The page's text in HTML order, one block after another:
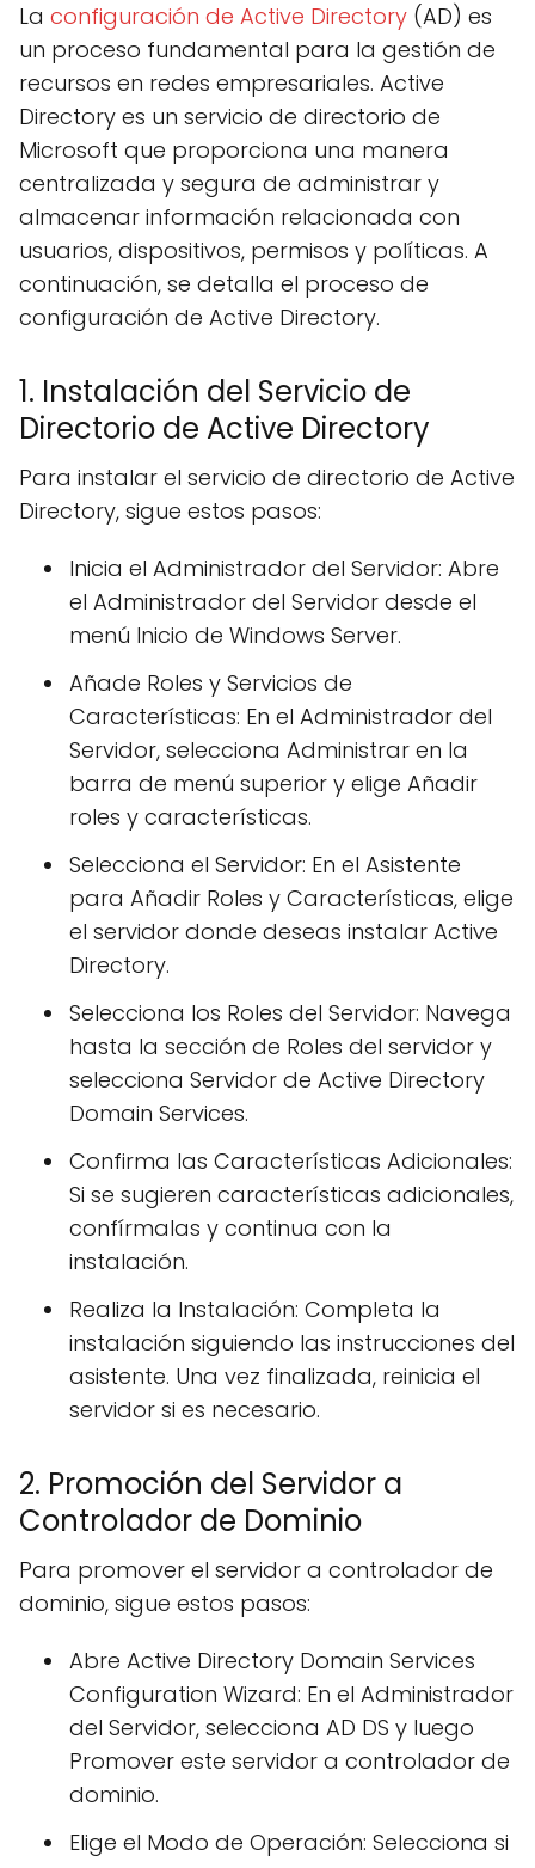
La configuración de Active Directory (AD) es
un proceso fundamental para la gestión de
recursos en redes empresariales. Active
Directory es un servicio de directorio de
Microsoft que proporciona una manera
centralizada y segura de administrar y
almacenar información relacionada con
usuarios, dispositivos, permisos y políticas. A
continuación, se detalla el proceso de
configuración de Active Directory.
1. Instalación del Servicio de
Directorio de Active Directory
Para instalar el servicio de directorio de Active
Directory, sigue estos pasos:
Inicia el Administrador del Servidor: Abre
el Administrador del Servidor desde el
menú Inicio de Windows Server.
Añade Roles y Servicios de
Características: En el Administrador del
Servidor, selecciona Administrar en la
barra de menú superior y elige Añadir
roles y características.
Selecciona el Servidor: En el Asistente
para Añadir Roles y Características, elige
el servidor donde deseas instalar Active
Directory.
Selecciona los Roles del Servidor: Navega
hasta la sección de Roles del servidor y
selecciona Servidor de Active Directory
Domain Services.
Confirma las Características Adicionales:
Si se sugieren características adicionales,
confírmalas y continua con la
instalación.
Realiza la Instalación: Completa la
instalación siguiendo las instrucciones del
asistente. Una vez finalizada, reinicia el
servidor si es necesario.
2. Promoción del Servidor a
Controlador de Dominio
Para promover el servidor a controlador de
dominio, sigue estos pasos:
Abre Active Directory Domain Services
Configuration Wizard: En el Administrador
del Servidor, selecciona AD DS y luego
Promover este servidor a controlador de
dominio.
Elige el Modo de Operación: Selecciona si